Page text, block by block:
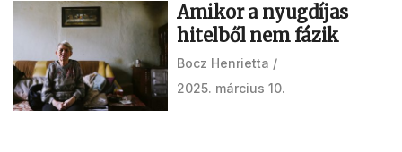
Amikor a nyugdíjas
hitelből nem fázik
Bocz Henrietta
2025. március 10.